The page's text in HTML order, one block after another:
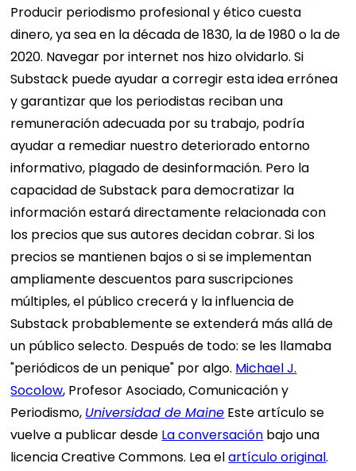
Producir periodismo profesional y ético cuesta
dinero, ya sea en la década de 1830, la de 1980 o la de
2020. Navegar por internet nos hizo olvidarlo. Si
Substack puede ayudar a corregir esta idea errónea
y garantizar que los periodistas reciban una
remuneración adecuada por su trabajo, podría
ayudar a remediar nuestro deteriorado entorno
informativo, plagado de desinformación. Pero la
capacidad de Substack para democratizar la
información estará directamente relacionada con
los precios que sus autores decidan cobrar. Si los
precios se mantienen bajos o si se implementan
ampliamente descuentos para suscripciones
múltiples, el público crecerá y la influencia de
Substack probablemente se extenderá más allá de
un público selecto. Después de todo: se les llamaba
"periódicos de un penique" por algo. Michael J.
Socolow, Profesor Asociado, Comunicación y
Periodismo, Universidad de Maine Este artículo se
vuelve a publicar desde La conversación bajo una
licencia Creative Commons. Lea elartículo original.